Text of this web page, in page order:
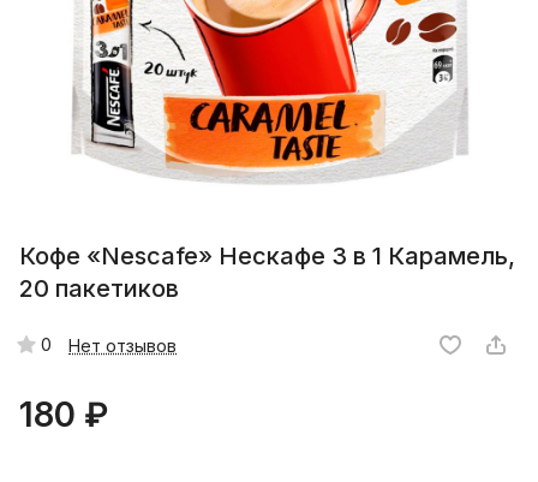
Кофе «Nescafe» Нескафе 3 в 1 Карамель,
20 пакетиков
0 Нет отзывов
180 ₽